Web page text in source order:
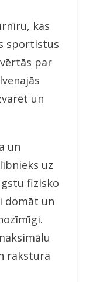
kas
sportistus
par
un
un
uz
fizisko
domāt un
rakstura